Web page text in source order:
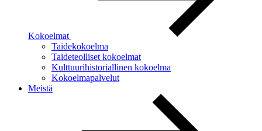
Kokoelmat
Taidekokoelma
Taideteolliset kokoelmat
Kulttuurihistoriallinen kokoelma
Kokoelmapalvelut
Meistä